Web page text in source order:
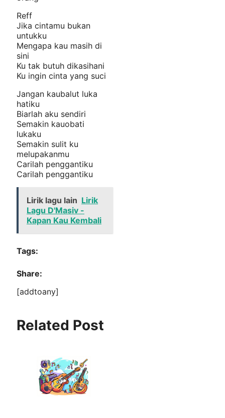
Reff
Jika cintamu bukan
untukku
Mengapa kau masih di
sini
Ku tak butuh dikasihani
Ku ingin cinta yang suci
Jangan kaubalut luka
hatiku
Biarlah aku sendiri
Semakin kauobati
lukaku
Semakin sulit ku
melupakanmu
Carilah penggantiku
Carilah penggantiku
Lirik lagu lain Lirik
Lagu D'Masiv -
Kapan Kau Kembali
Tags:
Share:
[addtoany]
Related Post